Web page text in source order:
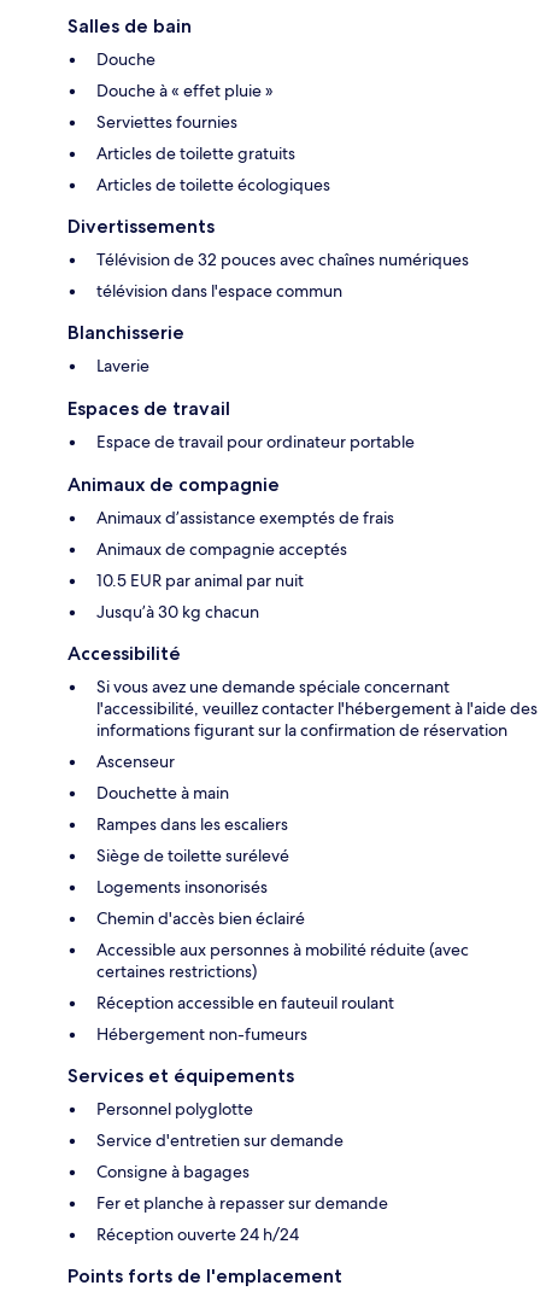
Salles de bain
Douche
Douche à « effet pluie »
Serviettes fournies
Articles de toilette gratuits
Articles de toilette écologiques
Divertissements
Télévision de 32 pouces avec chaînes numériques
télévision dans l'espace commun
Blanchisserie
Laverie
Espaces de travail
Espace de travail pour ordinateur portable
Animaux de compagnie
Animaux d’assistance exemptés de frais
Animaux de compagnie acceptés
10.5 EUR par animal par nuit
Jusqu’à 30 kg chacun
Accessibilité
Si vous avez une demande spéciale concernant
l'accessibilité, veuillez contacter l'hébergement à l'aide des
informations figurant sur la confirmation de réservation
Ascenseur
Douchette à main
Rampes dans les escaliers
Siège de toilette surélevé
Logements insonorisés
Chemin d'accès bien éclairé
Accessible aux personnes à mobilité réduite (avec
certaines restrictions)
Réception accessible en fauteuil roulant
Hébergement non-fumeurs
Services et équipements
Personnel polyglotte
Service d'entretien sur demande
Consigne à bagages
Fer et planche à repasser sur demande
Réception ouverte 24 h/24
Points forts de l'emplacement